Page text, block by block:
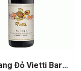
Rượu Vang Đỏ Vietti Barolo Castiglione